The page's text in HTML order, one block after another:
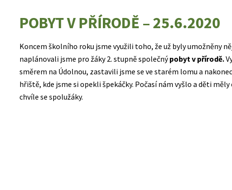
POBYT V PŘÍRODĚ – 25.6.2020
Koncem školního roku jsme využili toho, že už byly umožněny
naplánovali jsme pro žáky 2. stupně společnýpobyt v přírodě.
směrem na Údolnou, zastavili jsme se ve starém lomu a
hřiště, kde jsme si opekli špekáčky. Počasí nám vyšlo a děti
chvíle se spolužáky.